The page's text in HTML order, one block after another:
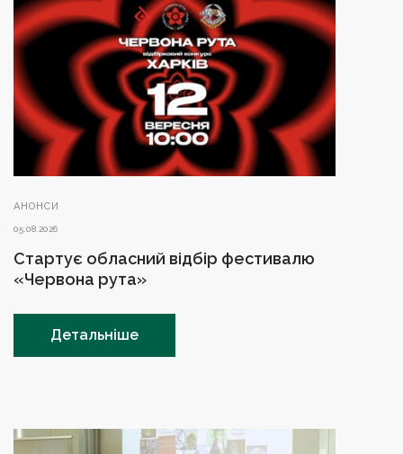
АНОНСИ
05.08.2026
Стартує обласний відбір фестивалю
«Червона рута»
Детальніше